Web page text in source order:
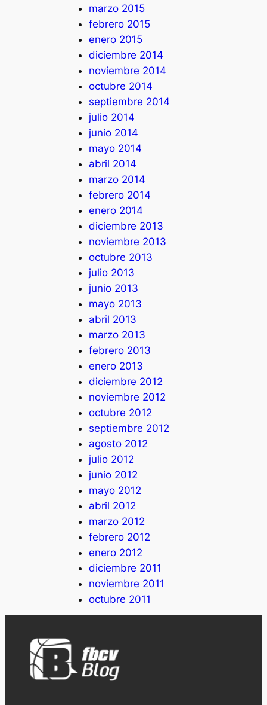
marzo 2015
febrero 2015
enero 2015
diciembre 2014
noviembre 2014
octubre 2014
septiembre 2014
julio 2014
junio 2014
mayo 2014
abril 2014
marzo 2014
febrero 2014
enero 2014
diciembre 2013
noviembre 2013
octubre 2013
julio 2013
junio 2013
mayo 2013
abril 2013
marzo 2013
febrero 2013
enero 2013
diciembre 2012
noviembre 2012
octubre 2012
septiembre 2012
agosto 2012
julio 2012
junio 2012
mayo 2012
abril 2012
marzo 2012
febrero 2012
enero 2012
diciembre 2011
noviembre 2011
octubre 2011